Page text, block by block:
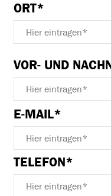
ORT*
VOR- UND
BITTE
LASSE
DIESES
FELD
LEER.
E-MAIL*
TELEFON*